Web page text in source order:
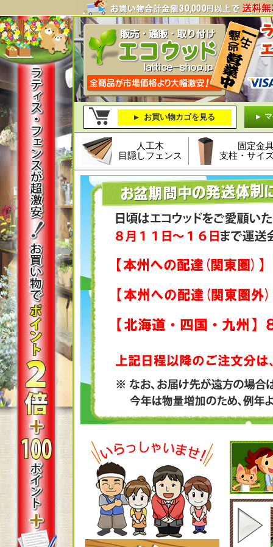
お買い物カゴを見る マ
人工木
目隠しフェンス
固定金
支柱・サイ